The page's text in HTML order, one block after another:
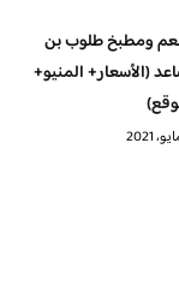
ومطبخ طلوب بن
(الأسعار+ المنيو+